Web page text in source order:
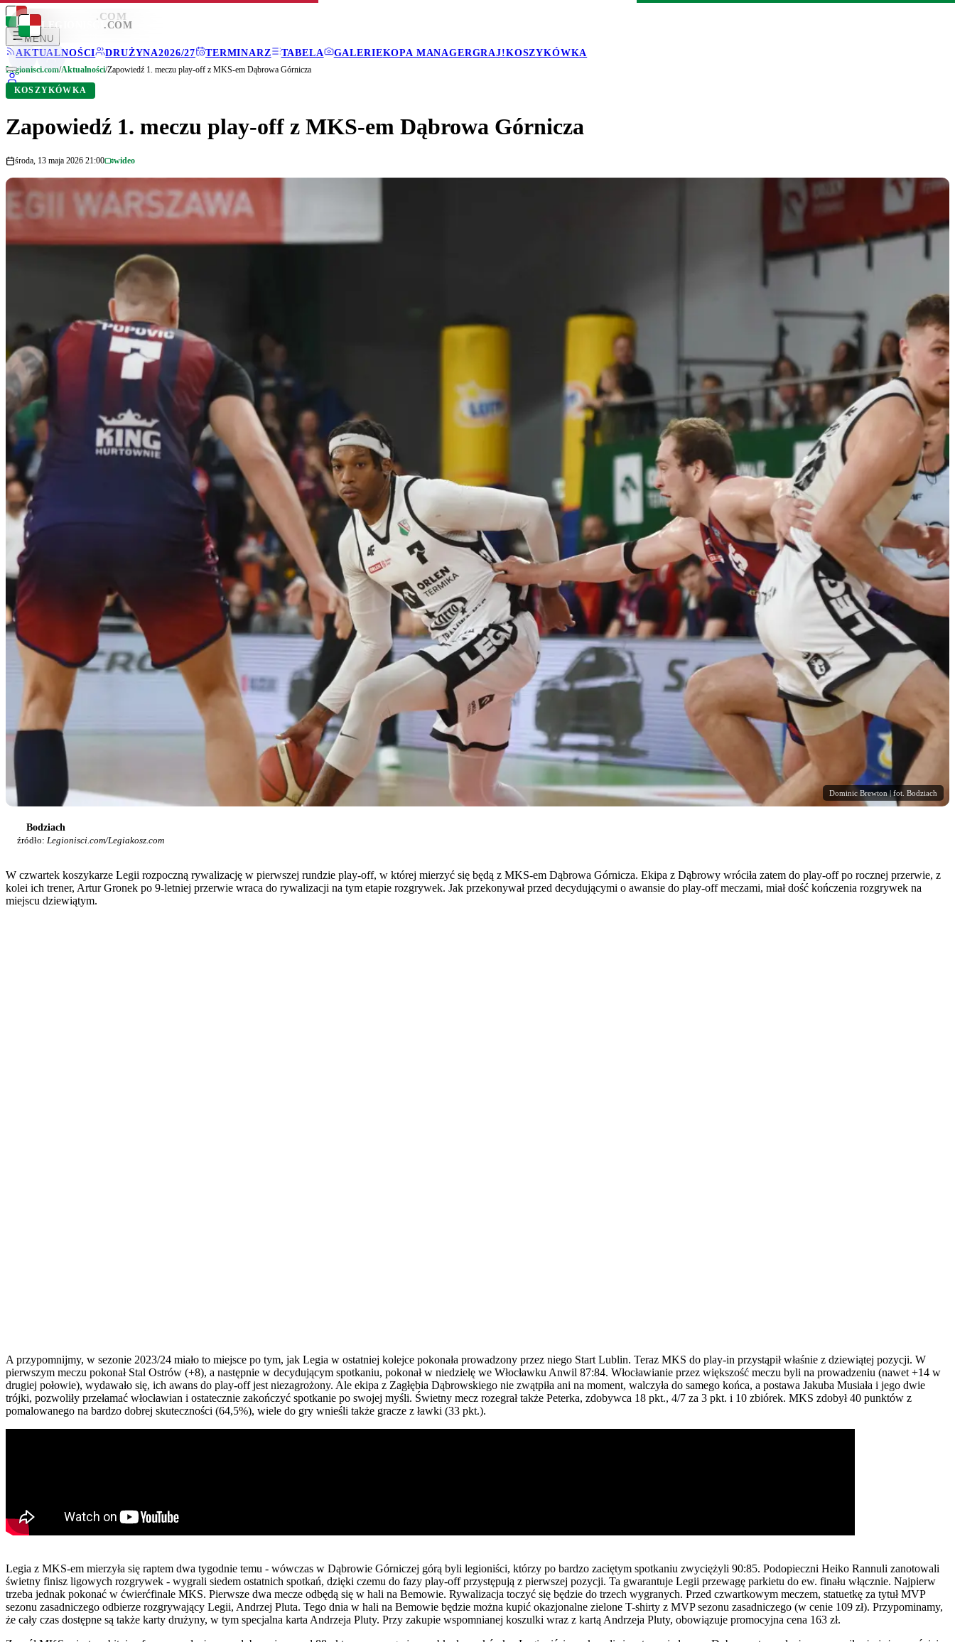
LEGIONISCI .COM
MENU
AKTUALNOŚCI
DRUŻYNA2026/27 TERMINARZ TABELA GALERIEKOPA MANAGERGRAJ!KOSZYKÓWKA
LEGIONISCI .COM
Legionisci.com/Aktualności/Zapowiedź 1. meczu play-off z MKS-em Dąbrowa Górnicza
KOSZYKÓWKA
Zapowiedź 1. meczu play-off z MKS-em Dąbrowa Górnicza
środa, 13 maja 2026 21:00 wideo
Dominic Brewton | fot. Bodziach
Bodziach
źródło: Legionisci.com/Legiakosz.com
W czwartek koszykarze Legii rozpoczną rywalizację w pierwszej rundzie play-off, w której mierzyć się będą z MKS-em Dąbrowa Górnicza. Ekipa z Dąbrowy wróciła zatem do play-off po rocznej przerwie, z
kolei ich trener, Artur Gronek po 9-letniej przerwie wraca do rywalizacji na tym etapie rozgrywek. Jak przekonywał przed decydującymi o awansie do play-off meczami, miał dość kończenia rozgrywek na
miejscu dziewiątym.
A przypomnijmy, w sezonie 2023/24 miało to miejsce po tym, jak Legia w ostatniej kolejce pokonała prowadzony przez niego Start Lublin. Teraz MKS do play-in przystąpił właśnie z dziewiątej pozycji. W
pierwszym meczu pokonał Stal Ostrów (+8), a następnie w decydującym spotkaniu, pokonał w niedzielę we Włocławku Anwil 87:84. Włocławianie przez większość meczu byli na prowadzeniu (nawet +14 w
drugiej połowie), wydawało się, ich awans do play-off jest niezagrożony. Ale ekipa z Zagłębia Dąbrowskiego nie zwątpiła ani na moment, walczyła do samego końca, a postawa Jakuba Musiała i jego dwie
trójki, pozwoliły przełamać włocławian i ostatecznie zakończyć spotkanie po swojej myśli. Świetny mecz rozegrał także Peterka, zdobywca 18 pkt., 4/7 za 3 pkt. i 10 zbiórek. MKS zdobył 40 punktów z
pomalowanego na bardzo dobrej skuteczności (64,5%), wiele do gry wnieśli także gracze z ławki (33 pkt.).
Legia z MKS-em mierzyła się raptem dwa tygodnie temu - wówczas w Dąbrowie Górniczej górą byli legioniści, którzy po bardzo zaciętym spotkaniu zwyciężyli 90:85. Podopieczni Heiko Rannuli zanotowali
świetny finisz ligowych rozgrywek - wygrali siedem ostatnich spotkań, dzięki czemu do fazy play-off przystępują z pierwszej pozycji. Ta gwarantuje Legii przewagę parkietu do ew. finału włącznie. Najpierw
trzeba jednak pokonać w ćwierćfinale MKS. Pierwsze dwa mecze odbędą się w hali na Bemowie. Rywalizacja toczyć się będzie do trzech wygranych. Przed czwartkowym meczem, statuetkę za tytuł MVP
sezonu zasadniczego odbierze rozgrywający Legii, Andrzej Pluta. Tego dnia w hali na Bemowie będzie można kupić okazjonalne zielone T-shirty z MVP sezonu zasadniczego (w cenie 109 zł). Przypominamy,
że cały czas dostępne są także karty drużyny, w tym specjalna karta Andrzeja Pluty. Przy zakupie wspomnianej koszulki wraz z kartą Andrzeja Pluty, obowiązuje promocyjna cena 163 zł.